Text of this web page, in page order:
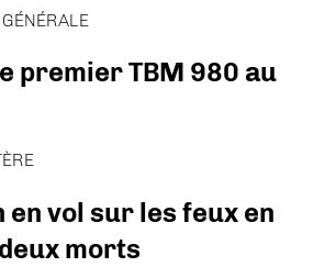
premier TBM 980 au
en vol sur les feux en
morts